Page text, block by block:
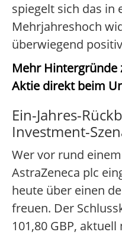
spiegelt sich das in
Mehrjahreshoch
überwiegend
Mehr Hintergründe
Aktie direkt beim
Ein-Jahres-
Investment-
Wer vor rund
AstraZeneca plc
heute über einen
freuen. Der
101,80 GBP,